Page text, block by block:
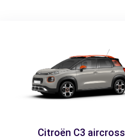
Citroën C3 aircross